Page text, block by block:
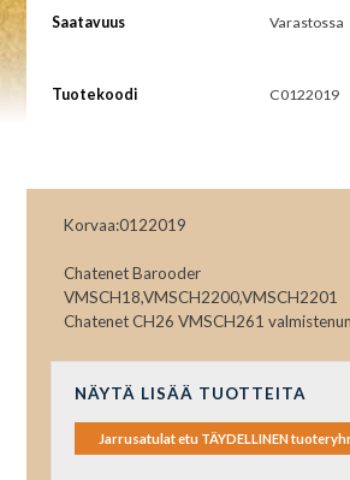
Saatavuus Varastossa
Tuotekoodi C0122019
Korvaa:0122019
Chatenet Barooder
VMSCH18,VMSCH2200,VMSCH2201
Chatenet CH26 VMSCH261
NÄYTÄ LISÄÄ TUOTTEITA
Jarrusatulat etu TÄYDELLINEN